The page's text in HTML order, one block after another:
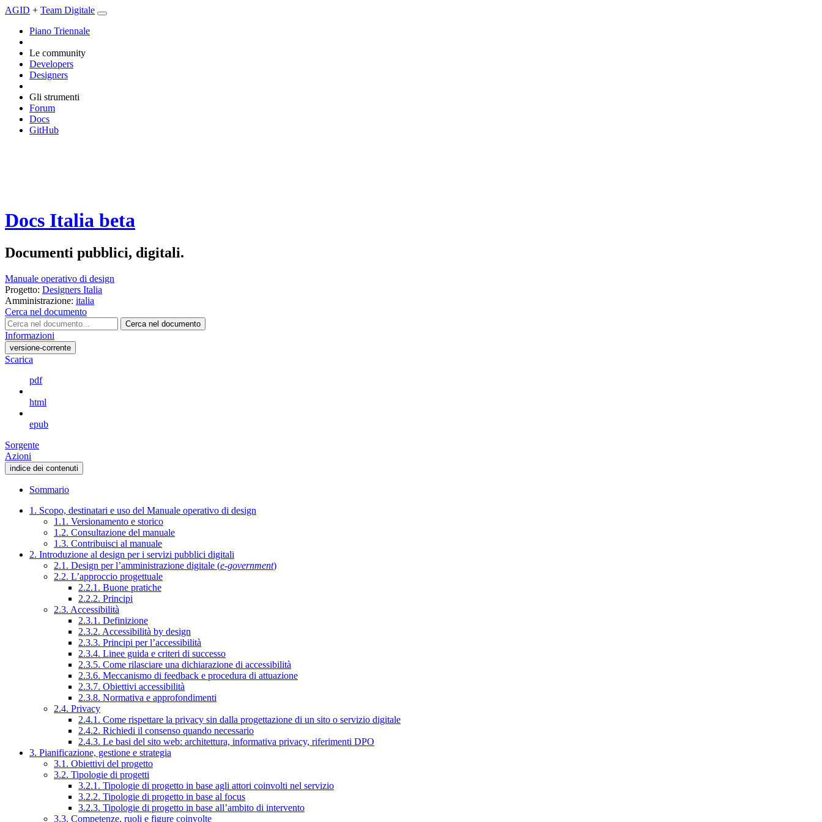
AGID + Team Digitale
Piano Triennale
Le community
Developers
Designers
Gli strumenti
Forum
Docs
GitHub
Docs Italia beta
Documenti pubblici, digitali.
Manuale operativo di design
Progetto: Designers Italia
Amministrazione: italia
Cerca nel documento
Cerca nel documento
Informazioni
versione-corrente
Scarica
pdf
html
epub
Sorgente
Azioni
indice dei contenuti
Sommario
1. Scopo, destinatari e uso del Manuale operativo di design
1.1. Versionamento e storico
1.2. Consultazione del manuale
1.3. Contribuisci al manuale
2. Introduzione al design per i servizi pubblici digitali
2.1. Design per l’amministrazione digitale (e-government)
2.2. L’approccio progettuale
2.2.1. Buone pratiche
2.2.2. Principi
2.3. Accessibilità
2.3.1. Definizione
2.3.2. Accessibilità by design
2.3.3. Principi per l’accessibilità
2.3.4. Linee guida e criteri di successo
2.3.5. Come rilasciare una dichiarazione di accessibilità
2.3.6. Meccanismo di feedback e procedura di attuazione
2.3.7. Obiettivi accessibilità
2.3.8. Normativa e approfondimenti
2.4. Privacy
2.4.1. Come rispettare la privacy sin dalla progettazione di un sito o servizio digitale
2.4.2. Richiedi il consenso quando necessario
2.4.3. Le basi del sito web: architettura, informativa privacy, riferimenti DPO
3. Pianificazione, gestione e strategia
3.1. Obiettivi del progetto
3.2. Tipologie di progetti
3.2.1. Tipologie di progetto in base agli attori coinvolti nel servizio
3.2.2. Tipologie di progetto in base al focus
3.2.3. Tipologie di progetto in base all’ambito di intervento
3.3. Competenze, ruoli e figure coinvolte